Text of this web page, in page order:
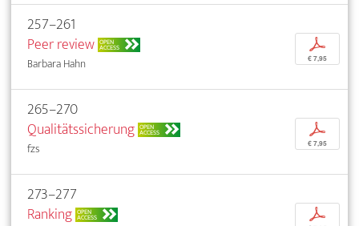
257–261
Peer review OPEN
ACCESS
Barbara Hahn
p
€ 7,95
265–270
Qualitätssicherung OPEN
ACCESS
fzs
p
€ 7,95
273–277
Ranking OPEN
ACCESS p